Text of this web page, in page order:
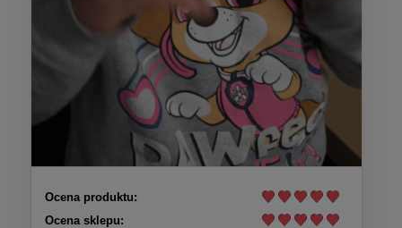
Ocena produktu:
Ocena sklepu: